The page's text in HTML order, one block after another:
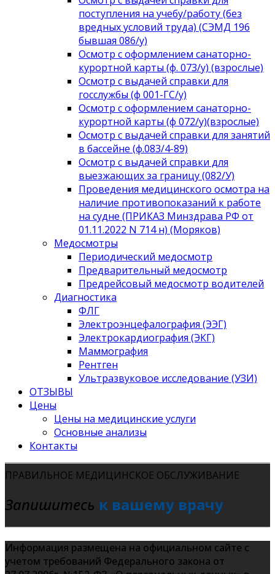
поступления на учебу/работу (без
вредных условий труда) (СЭМД 196
бывшая 086/у)
Осмотр с оформлением санаторно-
курортной карты (ф. 073/у) (взрослые)
Осмотр с выдачей справки для
госслужбы (ф 001-ГС/у)
Осмотр с оформлением санаторно-
курортной карты (ф 072/у)(взрослые)
Осмотр с выдачей справки для занятий
в бассейне (ф.083/4-89)
Осмотр с выдачей справки для
выезжающих за границу (082/У)
Проведения медицинского осмотра на
наличие противопоказаний к работе
на судне (ПРИКАЗ Минздрава РФ от
01.11.2022 N 714 н) (Моряков)
Медосмотры
Периодический медосмотр
Предварительный медосмотр
Предрейсовый медосмотр водителей
Диагностика
ФЛГ
Электроэнцефалография (ЭЭГ)
Электрокардиография (ЭКГ)
Маммография
Рентген
Ультразвуковое исследование (УЗИ)
ОТЗЫВЫ
Цены
Цены на медицинские услуги
Основные анализы
Контакты
ПРАВИЛЬНОЕ МЕДИЦИНСКОЕ ОБСЛУЖИВАНИЕ
Запишитесь к вашему врачу
Информация размещена на официальном сайте с
учетом требований Федерального закона от